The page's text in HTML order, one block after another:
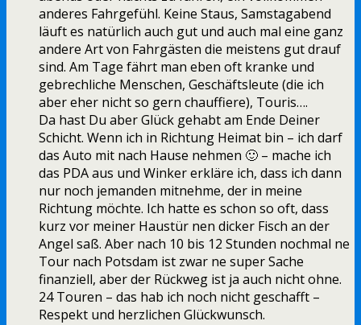
anderes Fahrgefühl. Keine Staus, Samstagabend
läuft es natürlich auch gut und auch mal eine ganz
andere Art von Fahrgästen die meistens gut drauf
sind. Am Tage fährt man eben oft kranke und
gebrechliche Menschen, Geschäftsleute (die ich
aber eher nicht so gern chauffiere), Touris….
Da hast Du aber Glück gehabt am Ende Deiner
Schicht. Wenn ich in Richtung Heimat bin – ich darf
das Auto mit nach Hause nehmen 🙂 – mache ich
das PDA aus und Winker erkläre ich, dass ich dann
nur noch jemanden mitnehme, der in meine
Richtung möchte. Ich hatte es schon so oft, dass
kurz vor meiner Haustür nen dicker Fisch an der
Angel saß. Aber nach 10 bis 12 Stunden nochmal ne
Tour nach Potsdam ist zwar ne super Sache
finanziell, aber der Rückweg ist ja auch nicht ohne.
24 Touren – das hab ich noch nicht geschafft –
Respekt und herzlichen Glückwunsch.